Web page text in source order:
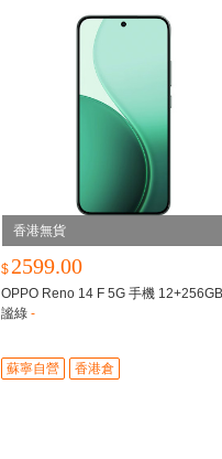
香港無貨
$ 2599.00
OPPO Reno 14 F 5G 手機
謐綠 -
蘇寧自營 香港倉